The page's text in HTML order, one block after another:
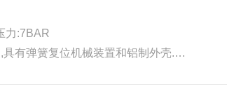
流量:310L/H Z大压力:7BAR
有弹簧复位机械装置和铝制外壳.